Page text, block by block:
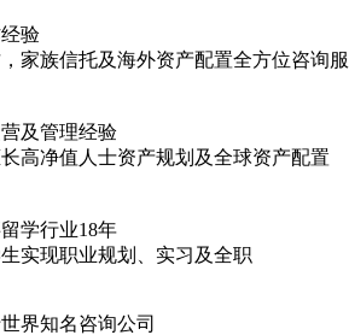
验
家族信托及海外资产配置全方位咨询
及管理经验­­
高净值人士资产规划及全球资产配置
学行业18年
实现职业规划、实习及全职
界知名咨询公司